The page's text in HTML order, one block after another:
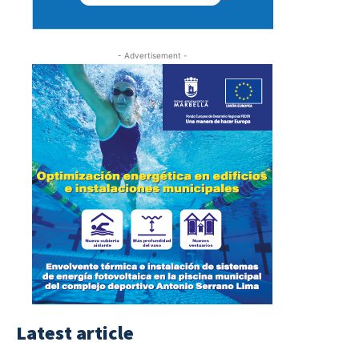
- Advertisement -
Latest article